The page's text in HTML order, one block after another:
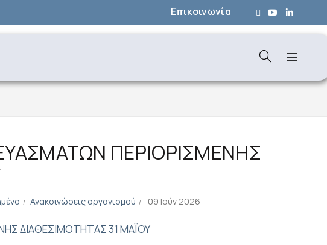
Επικοινωνία
ΠΕΡΙΟΡΙΣΜΕΝΗΣ
Ανακοινώσεις οργανισμού 09 Ιούν 2026
ΔΙΑΘΕΣΙΜΟΤΗΤΑΣ 31 ΜΑΪΟΥ